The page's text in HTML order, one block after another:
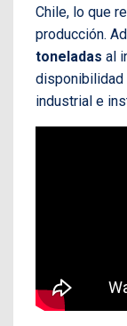
Chile, lo que
producción.
toneladas al
disponibilidad
industrial e